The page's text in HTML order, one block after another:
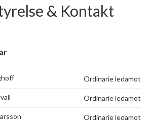
& Kontakt
Ordinarie ledamot
Ordinarie ledamot
Ordinarie ledamot